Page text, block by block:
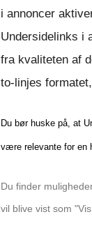
i annoncer
Undersidelinks i
fra kvaliteten af
to-linjes
Du bør huske på, at
være relevante for en
Du finder
vil blive vist som